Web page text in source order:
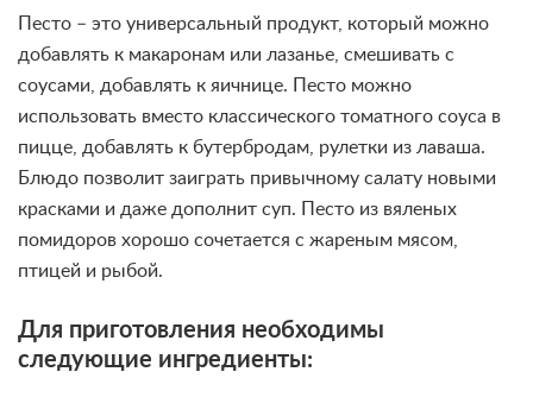
Песто – это универсальный продукт, который можно
добавлять к макаронам или лазанье, смешивать с
соусами, добавлять к яичнице. Песто можно
использовать вместо классического томатного соуса в
пицце, добавлять к бутербродам, рулетки из лаваша.
Блюдо позволит заиграть привычному салату новыми
красками и даже дополнит суп. Песто из вяленых
помидоров хорошо сочетается с жареным мясом,
птицей и рыбой.
Для приготовления необходимы
следующие ингредиенты: